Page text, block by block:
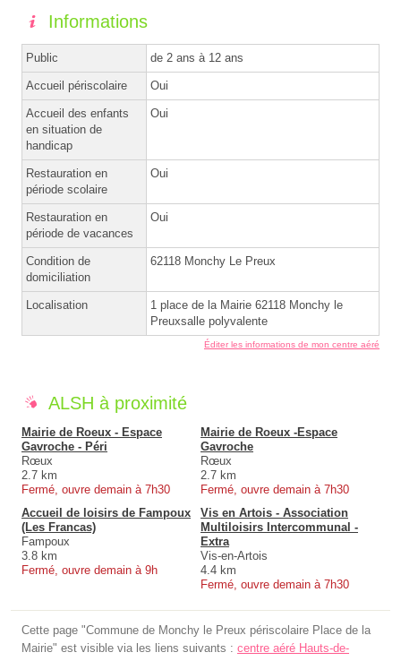
Informations
Public de 2 ans à 12 ans
Accueil périscolaire Oui
Accueil des enfants
en situation de
handicap
Oui
Restauration en
période scolaire
Oui
Restauration en
période de vacances
Oui
Condition de
domiciliation
62118 Monchy Le Preux
Localisation
1 place de la Mairie 62118 Monchy le
Preuxsalle polyvalente
Éditer les informations de mon centre aéré
ALSH à proximité
Mairie de Roeux - Espace
Gavroche - Péri
Rœux
2.7 km
Fermé, ouvre demain à 7h30
Mairie de Roeux -Espace
Gavroche
Rœux
2.7 km
Fermé, ouvre demain à 7h30
Accueil de loisirs de Fampoux
(Les Francas)
Fampoux
3.8 km
Fermé, ouvre demain à 9h
Vis en Artois - Association
Multiloisirs Intercommunal -
Extra
Vis-en-Artois
4.4 km
Fermé, ouvre demain à 7h30
Cette page "Commune de Monchy le Preux périscolaire Place de la
Mairie" est visible via les liens suivants : centre aéré Hauts-de-